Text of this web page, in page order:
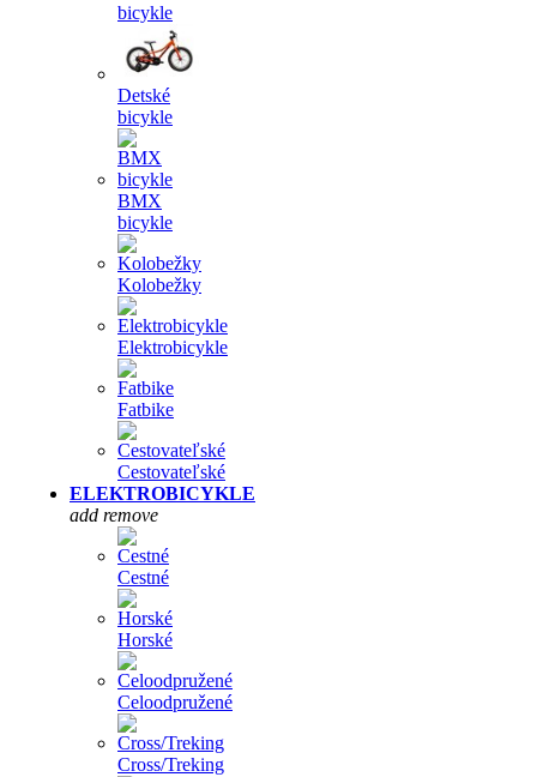
bicykle
Detské
bicykle
BMX
bicykle
Kolobežky
Elektrobicykle
Fatbike
Cestovateľské
ELEKTROBICYKLE
add remove
Cestné
Horské
Celoodpružené
Cross/Treking